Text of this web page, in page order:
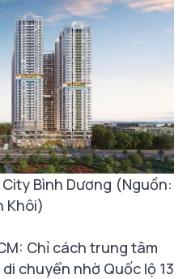
Bình Dương (Nguồn:
Khôi)
Chỉ cách trung tâm
chuyển nhờ Quốc lộ 13